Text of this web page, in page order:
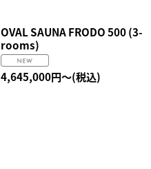
OVAL SAUNA FRODO 500 (3-
rooms)
4,645,000円～(税込)